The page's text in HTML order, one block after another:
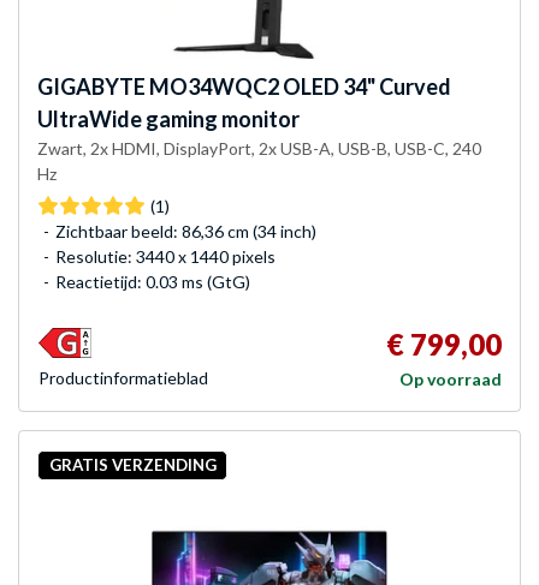
GIGABYTE MO34WQC2 OLED 34" Curved
UltraWide gaming monitor
Zwart, 2x HDMI, DisplayPort, 2x USB-A, USB-B, USB-C, 240
Hz
(1)
Zichtbaar beeld: 86,36 cm (34 inch)
Resolutie: 3440 x 1440 pixels
Reactietijd: 0.03 ms (GtG)
€ 799,00
Op voorraad
Product­informatieblad
GRATIS VERZENDING